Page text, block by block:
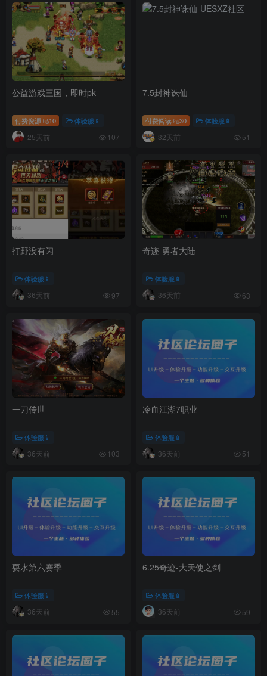
公益游戏三国，即时pk
付费资源 10 体验服📱
25天前 107
7.5封神诛仙
付费阅读 30 体验服📱
32天前 51
打野没有闪
体验服📱
36天前 97
奇迹-勇者大陆
体验服📱
36天前 63
一刀传世
体验服📱
36天前 103
冷血江湖7职业
体验服📱
36天前 51
耍水第六赛季
体验服📱
36天前 55
6.25奇迹-大天使之剑
体验服📱
36天前 59